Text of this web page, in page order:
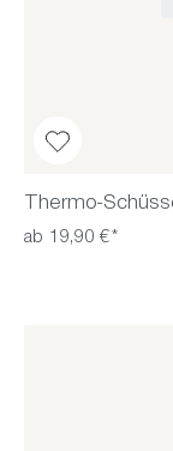
ab 19,90 €*